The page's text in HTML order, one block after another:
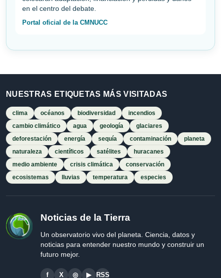
en el centro del debate.
Portal oficial de la CMNUCC
NUESTRAS ETIQUETAS MÁS VISITADAS
clima océanos biodiversidad
incendios
cambio climático
agua geología
glaciares
deforestación
energía sequía contaminación
planeta
naturaleza
científicos satélites
huracanes
medio ambiente
crisis climática
conservación
ecosistemas
lluvias temperatura especies
Noticias de la Tierra
Un observatorio vivo del planeta. Ciencia, datos y
noticias para entender nuestro mundo y construir un
futuro mejor.
f X ◎ ▶ RSS